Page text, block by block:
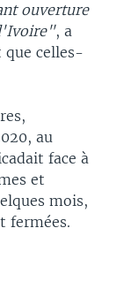
ouverture
, a
que celles-
au
face à
et
mois,
fermées.